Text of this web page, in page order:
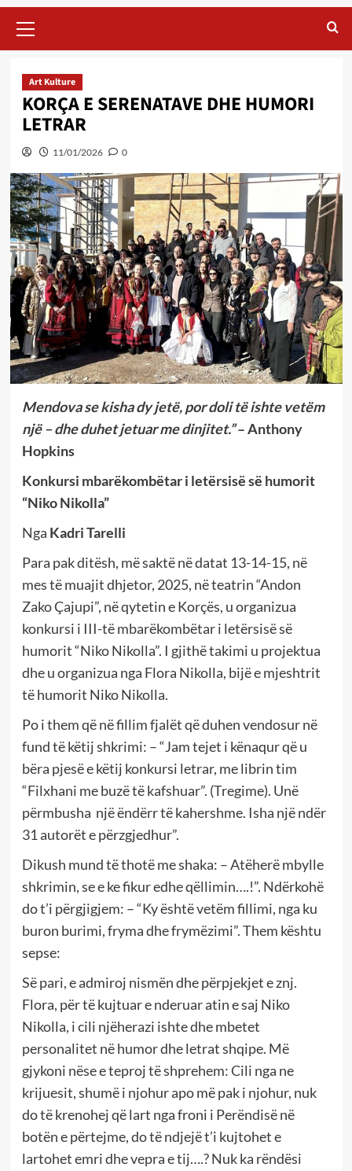
Menu
Art Kulture
KORÇA E SERENATAVE DHE HUMORI
LETRAR
11/01/2026 0
Mendova se kisha dy jetë, por doli të ishte vetëm
një – dhe duhet jetuar me dinjitet.”– Anthony
Hopkins
Konkursi mbarëkombëtar i letërsisë së humorit
“Niko Nikolla”
Nga Kadri Tarelli
Para pak ditësh, më saktë në datat 13-14-15, në
mes të muajit dhjetor, 2025, në teatrin “Andon
Zako Çajupi”, në qytetin e Korçës, u organizua
konkursi i III-të mbarëkombëtar i letërsisë së
humorit “Niko Nikolla”. I gjithë takimi u projektua
dhe u organizua nga Flora Nikolla, bijë e mjeshtrit
të humorit Niko Nikolla.
Po i them që në fillim fjalët që duhen vendosur në
fund të këtij shkrimi: – “Jam tejet i kënaqur që u
bëra pjesë e këtij konkursi letrar, me librin tim
“Filxhani me buzë të kafshuar”. (Tregime). Unë
përmbusha një ëndërr të kahershme. Isha një ndër
31 autorët e përzgjedhur”.
Dikush mund të thotë me shaka: – Atëherë mbylle
shkrimin, se e ke fikur edhe qëllimin….!”. Ndërkohë
do t’i përgjigjem: – “Ky është vetëm fillimi, nga ku
buron burimi, fryma dhe frymëzimi”. Them kështu
sepse:
Së pari, e admiroj nismën dhe përpjekjet e znj.
Flora, për të kujtuar e nderuar atin e saj Niko
Nikolla, i cili njëherazi ishte dhe mbetet
personalitet në humor dhe letrat shqipe. Më
gjykoni nëse e teproj të shprehem: Cili nga ne
krijuesit, shumë i njohur apo më pak i njohur, nuk
do të krenohej që lart nga froni i Perëndisë në
botën e përtejme, do të ndjejë t’i kujtohet e
lartohet emri dhe vepra e tij….? Nuk ka rëndësi